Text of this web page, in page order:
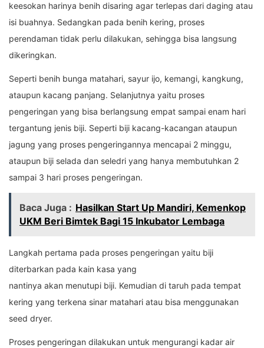
keesokan harinya benih disaring agar terlepas dari daging atau
isi buahnya. Sedangkan pada benih kering, proses
perendaman tidak perlu dilakukan, sehingga bisa langsung
dikeringkan.
Seperti benih bunga matahari, sayur ijo, kemangi, kangkung,
ataupun kacang panjang. Selanjutnya yaitu proses
pengeringan yang bisa berlangsung empat sampai enam hari
tergantung jenis biji. Seperti biji kacang-kacangan ataupun
jagung yang proses pengeringannya mencapai 2 minggu,
ataupun biji selada dan seledri yang hanya membutuhkan 2
sampai 3 hari proses pengeringan.
Baca Juga : Hasilkan Start Up Mandiri, Kemenkop
UKM Beri Bimtek Bagi 15 Inkubator Lembaga
Langkah pertama pada proses pengeringan yaitu biji
diterbarkan pada kain kasa yang
nantinya akan menutupi biji. Kemudian di taruh pada tempat
kering yang terkena sinar matahari atau bisa menggunakan
seed dryer.
Proses pengeringan dilakukan untuk mengurangi kadar air